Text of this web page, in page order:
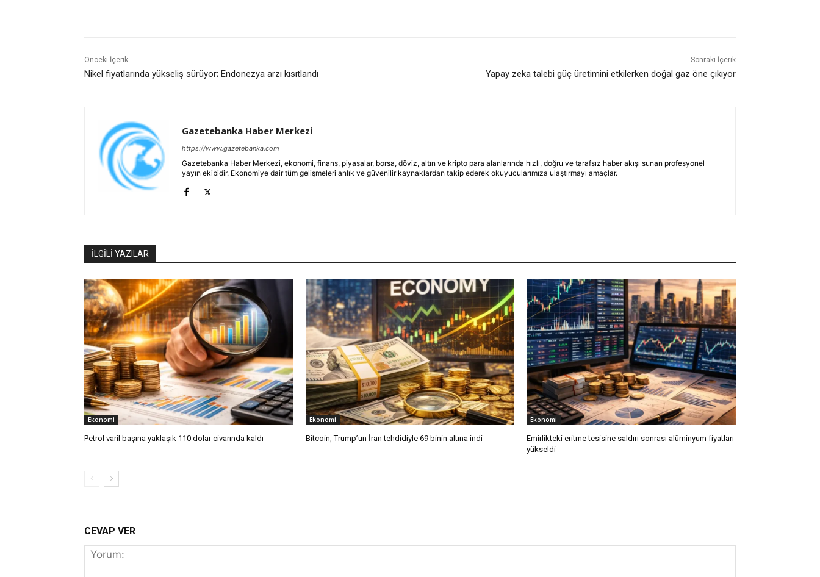
Önceki İçerik
Nikel fiyatlarında yükseliş sürüyor; Endonezya arzı kısıtlandı
Sonraki İçerik
Yapay zeka talebi güç üretimini etkilerken doğal gaz öne çıkıyor
Gazetebanka Haber Merkezi
https://www.gazetebanka.com
Gazetebanka Haber Merkezi, ekonomi, finans, piyasalar, borsa, döviz, altın ve kripto para alanlarında hızlı, doğru ve tarafsız haber akışı sunan profesyonel
yayın ekibidir. Ekonomiye dair tüm gelişmeleri anlık ve güvenilir kaynaklardan takip ederek okuyucularımıza ulaştırmayı amaçlar.
İLGİLİ YAZILAR
Ekonomi
Petrol varil başına yaklaşık 110 dolar civarında kaldı
Ekonomi
Bitcoin, Trump’un İran tehdidiyle 69 binin altına indi
Ekonomi
Emirlikteki eritme tesisine saldırı sonrası alüminyum fiyatları
yükseldi
CEVAP VER